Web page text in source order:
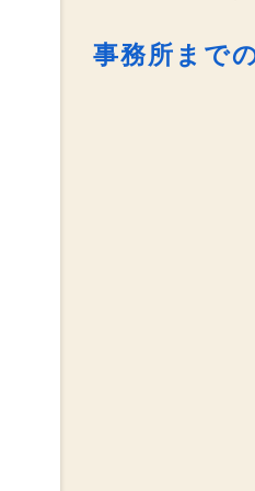
事務所まで